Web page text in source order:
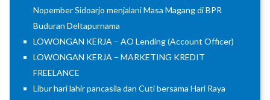
Nopember Sidoarjo menjalani Masa Magang di BPR
Buduran Deltapurnama
LOWONGAN KERJA – AO Lending (Account Officer)
LOWONGAN KERJA – MARKETING KREDIT
FREELANCE
Libur hari lahir pancasila dan Cuti bersama Hari Raya